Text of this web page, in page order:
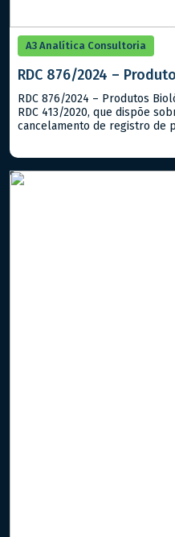
A3 Analítica Consultoria
RDC 876/2024 –
RDC 876/2024 – Produtos
RDC 413/2020, que dispõe
cancelamento de registro de
413/2020, eliminando a […]